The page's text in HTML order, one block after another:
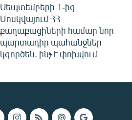
Սեպտեմբերի 1-ից
Մոսկվայում ՀՀ
քաղաքացիների համար նոր
պարտադիր պահանջներ
կգործեն. ինչ է փոխվում